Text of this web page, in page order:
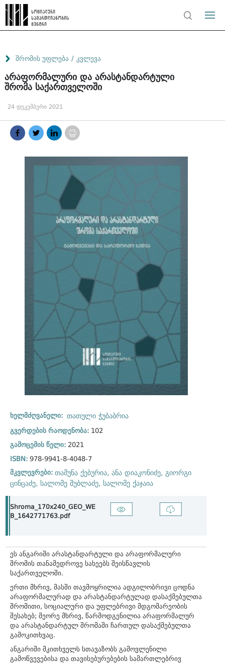
შრომის უფლება / კვლევა
არაფორმალური და არასტანდარტული
შრომა საქართველოში
24 დეკემბერი 2021
ხელმძღვანელი:თათული ჭუბაბრია
გვერდების რაოდენობა: 102
გამოცემის წელი: 2021
ISBN: 978-9941-8-4048-7
მკვლევრები:თამუნა ქებურია, ანა დიაკონიძე, გიორგი
ცინცაძე, სალომე შუბლაძე, სალომე ქაჯაია
Shroma_170x240_GEO_WE
B_1642771763.pdf
ეს ანგარიში არასტანდარტული და არაფორმალური
შრომის თანამედროვე სახეებს შეისწავლის
საქართველოში.
ერთი მხრივ, მასში თავმოყრილია ადგილობრივი ცოდნა
არაფორმალურად და არასტანდარტულად დასაქმებულთა
შრომითი, სოციალური და უფლებრივი მდგომარეობის
შესახებ; მეორე მხრივ, წარმოდგენილია არაფორმალურ
და არასტანდარტულ შრომაში ჩართულ დასაქმებულთა
გამოკითხვაც.
ანგარიში მკითხველს სთავაზობს გამოვლენილი
გამოწვევებისა და თავისებურებების სამართლებრივ